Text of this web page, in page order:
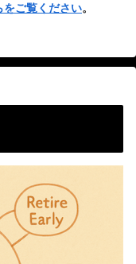
をご覧ください。